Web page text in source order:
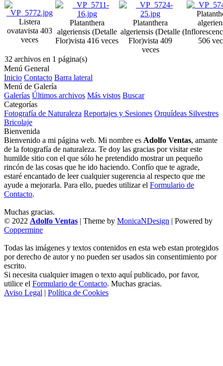
Listera
ovatavista 403
veces
Platanthera
algeriensis (Detalle
Flor)vista 416 veces
Platanthera
algeriensis (Detalle
Flor)vista 409
veces
506
32 archivos en 1 página(s)
Menú General
Inicio Contacto Barra lateral
Menú de Galería
Galerías Últimos archivos Más vistos Buscar
Categorías
Fotografía de Naturaleza Reportajes y Sesiones Orquídeas Silvestres
Bricolaje
Bienvenida
Bienvenido a mi página web. Mi nombre es Adolfo Ventas, amante
de la fotografía de naturaleza. Te doy las gracias por visitar este
humilde sitio con el que sólo he pretendido mostrar un pequeño
rincón de las cosas que he ido haciendo. Confío que te agrade,
estaré encantado de leer cualquier sugerencia al respecto que me
ayude a mejorarla. Para ello, puedes utilizar el Formulario de
Contacto.
Muchas gracias.
© 2022 Adolfo Ventas | Theme by MonicaNDesign | Powered by
Coppermine
Todas las imágenes y textos contenidos en esta web estan protegidos
por derecho de autor y no pueden ser usados sin consentimiento por
escrito.
Si necesita cualquier imagen o texto aquí publicado, por favor,
utilice el Formulario de Contacto. Muchas gracias.
Aviso Legal | Política de Cookies